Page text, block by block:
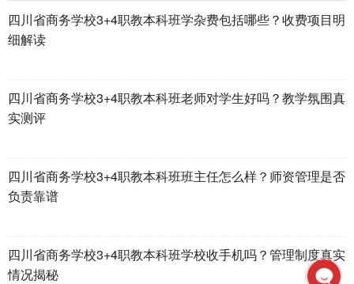
四川省商务学校3+4职教本科班学杂费包括哪些？收费项目明
细解读
四川省商务学校3+4职教本科班老师对学生好吗？教学氛围真
实测评
四川省商务学校3+4职教本科班班主任怎么样？师资管理是否
负责靠谱
四川省商务学校3+4职教本科班学校收手机吗？管理制度真实
情况揭秘